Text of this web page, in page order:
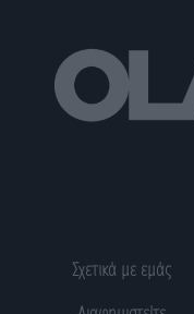
Σχετικά με εμάς